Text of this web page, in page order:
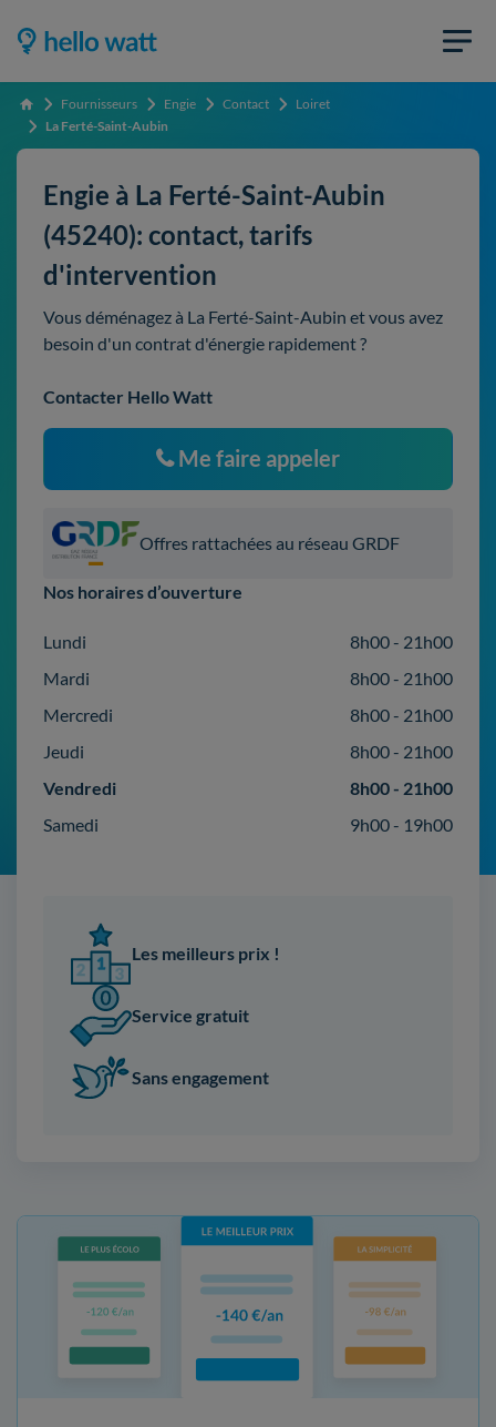
Accueil Fournisseurs Engie Contact
Loiret
La Ferté-Saint-Aubin
Engie à La Ferté-Saint-Aubin
(45240): contact, tarifs
d'intervention
Vous déménagez à La Ferté-Saint-Aubin et vous avez
besoin d'un contrat d'énergie rapidement ?
Contacter Hello Watt
Me faire appeler
Offres rattachées au réseau GRDF
Nos horaires d’ouverture
Lundi
8h00 - 21h00
Mardi
8h00 - 21h00
Mercredi
8h00 - 21h00
Jeudi
8h00 - 21h00
Vendredi
8h00 - 21h00
Samedi
9h00 - 19h00
Les meilleurs prix !
Service gratuit
Sans engagement